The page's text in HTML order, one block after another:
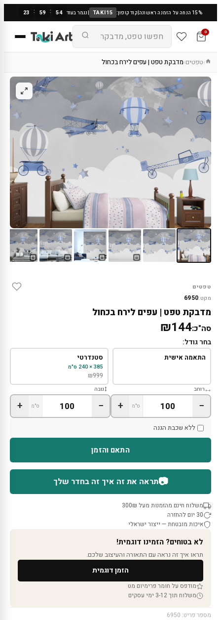
15% הנחה על הזמנה ראשונה |קוד קופון: TAKI15
|נגמר בעוד 23 : 59 : 53
0
›טפטים›מדבקת טפט | עפים לירח בכחול
טפטים
מקט:6950
מדבקת טפט | עפים לירח בכחול
סה"כ:₪144
בחר גודל:
התאמה אישית סטנדרטי
385 × 240 ס"מ
₪999
רוחב
− ס"מ +
גובה
− ס"מ +
ללא שכבת הגנה
התאם והזמן
📷תראה את זה איך זה בחדר שלך
משלוח חינם מהזמנות מעל 300₪
30 יום להחזרה
איכות מובטחת — ייצור ישראלי
לא בטוחים? הזמינו דוגמית!
תראו איך זה נראה עם התאורה והעיצוב שלכם.
הזמן דוגמית
מודפס על חומר פרימיום מט
משלוח תוך 3-12 ימי עסקים
מספר פריט: 6950